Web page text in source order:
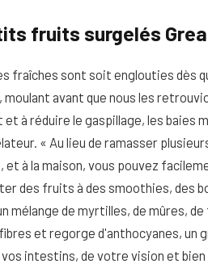
fruits surgelés
fraîches sont soit englouties dès
avant que nous les
à réduire le gaspillage, les baies
« Au lieu de ramasser
et à la maison, vous pouvez
des fruits à des smoothies, des
mélange de myrtilles, de mûres,
et regorge d'anthocyanes, un
intestins, de votre vision et bien